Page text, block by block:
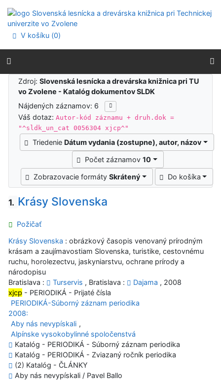
Prejsť na menu
Prehlásenie o webovej prístupnosti
V košíku (0)
Výsledky vyhľadávania
Zdroj:Slovenská lesnícka a drevárska knižnica pri TU
vo Zvolene - Katalóg dokumentov SLDK
Nájdených záznamov: 6
Váš dotaz:Autor-kód záznamu + druh.dok =
"^sldk_un_cat 0056304 xjcp^"
Triedenie Dátum vydania (zostupne), autor, názov
Počet záznamov10
Zobrazovacie formátySkrátený Do košíka
1. Krásy Slovenska
Požičať
Krásy Slovenska : obrázkový časopis venovaný prírodným
krásam a zaujímavostiam Slovenska, turistike, cestovnému
ruchu, horolezectvu, jaskyniarstvu, ochrane prírody a
národopisu
Bratislava :
Turservis , Bratislava : Dajama , 2008
xjcp - PERIODIKÁ - Prijaté čísla
PERIODIKÁ-Súborný záznam periodika
2008:
Aby nás nevypískali ,
Alpínske vysokobylinné spoločenstvá
Katalóg - PERIODIKÁ - Súborný záznam periodika
Katalóg - PERIODIKÁ - Zviazaný ročník periodika
(2) Katalóg - ČLÁNKY
Aby nás nevypískali / Pavel Ballo